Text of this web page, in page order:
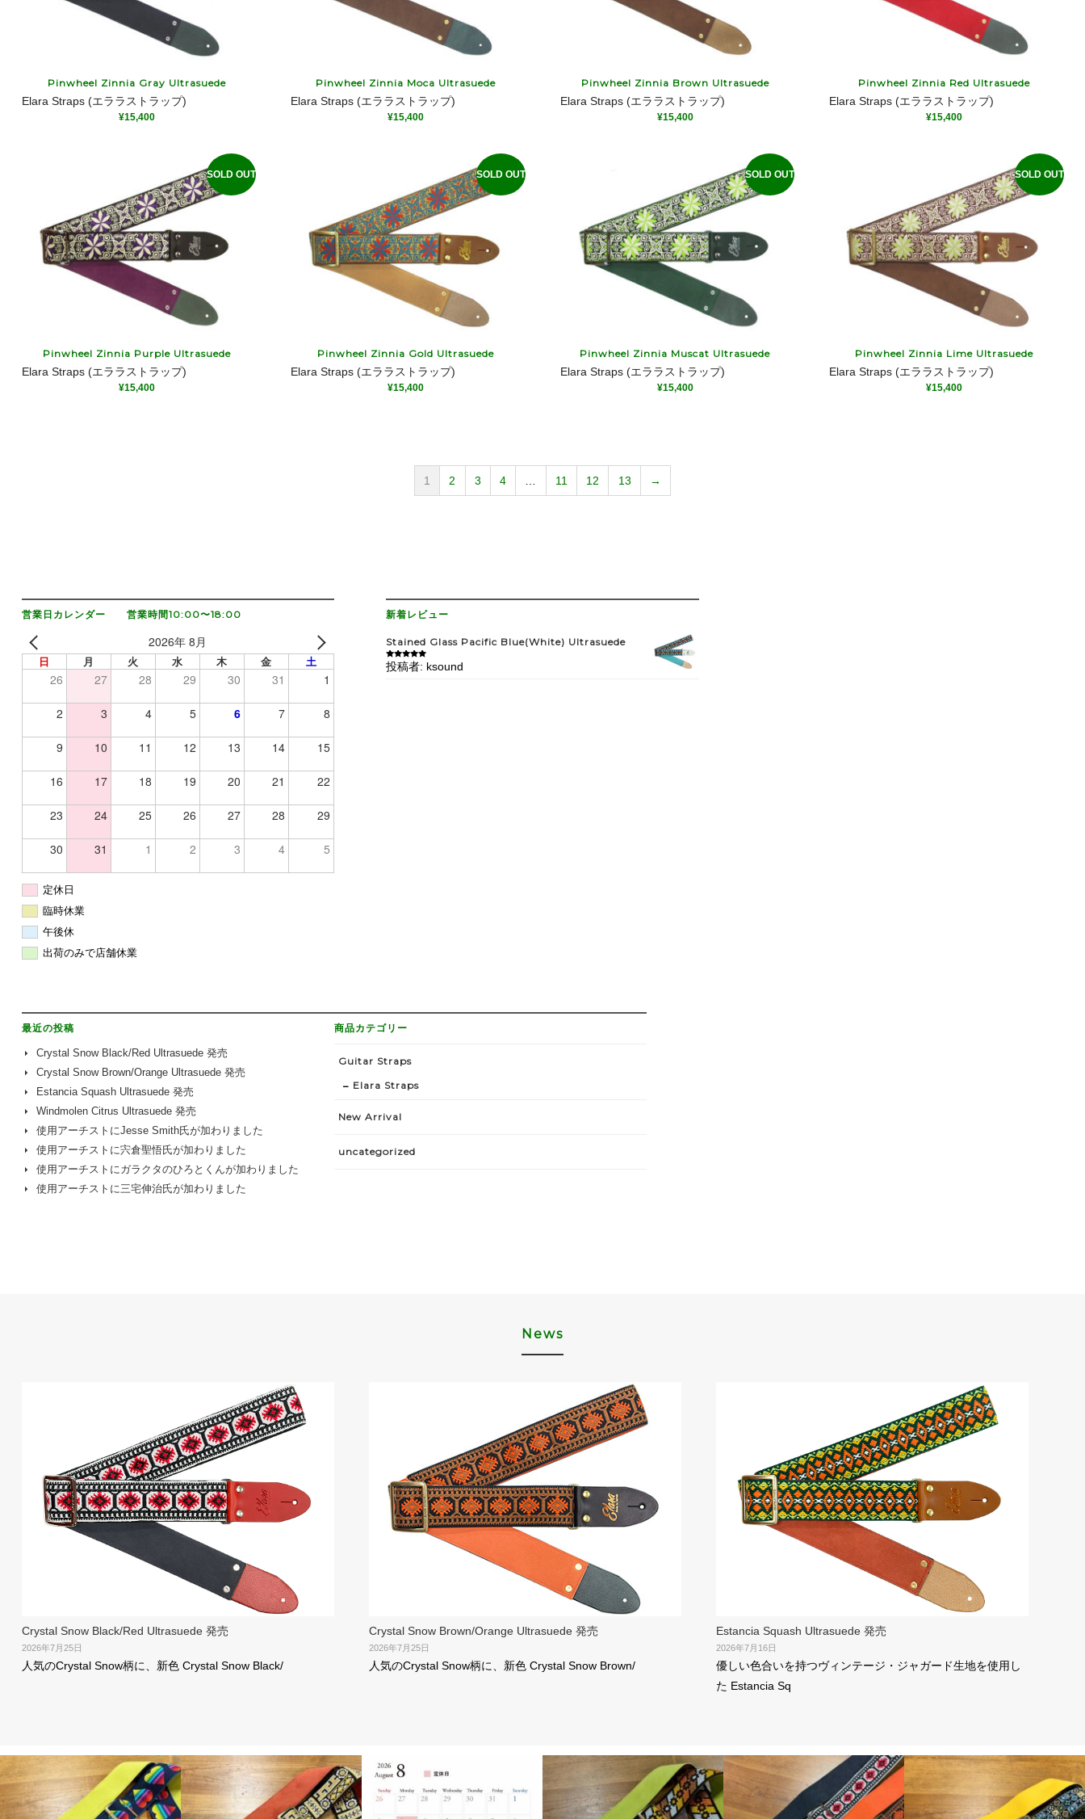
Pinwheel Zinnia Gray Ultrasuede
Elara Straps (エララストラップ)
¥15,400
Pinwheel Zinnia Moca Ultrasuede
Elara Straps (エララストラップ)
¥15,400
Pinwheel Zinnia Brown Ultrasuede
Elara Straps (エララストラップ)
¥15,400
Pinwheel Zinnia Red Ultrasuede
Elara Straps (エララストラップ)
¥15,400
Pinwheel Zinnia Purple Ultrasuede
SOLD OUT
Elara Straps (エララストラップ)
¥15,400
Pinwheel Zinnia Gold Ultrasuede
SOLD OUT
Elara Straps (エララストラップ)
¥15,400
Pinwheel Zinnia Muscat Ultrasuede
SOLD OUT
Elara Straps (エララストラップ)
¥15,400
Pinwheel Zinnia Lime Ultrasuede
SOLD OUT
Elara Straps (エララストラップ)
¥15,400
1 2 3 4 11 12 13 →
営業日カレンダー 営業時間10:00〜18:00
2026年 8月
日 月 火 水 木 金 土
26 27 28 29 30 31 1
2 3 4 5 6 7 8
9 10 11 12 13 14 15
16 17 18 19 20 21 22
23 24 25 26 27 28 29
30 31 1 2 3 4 5
定休日
臨時休業
午後休
出荷のみで店舗休業
新着レビュー
Stained Glass Pacific Blue(White) Ultrasuede
5段階中5の
評価
投稿者: ksound
最近の投稿
Crystal Snow Black/Red Ultrasuede 発売
Crystal Snow Brown/Orange Ultrasuede 発売
Estancia Squash Ultrasuede 発売
Windmolen Citrus Ultrasuede 発売
使用アーチストにJesse Smith氏が加わりました
使用アーチストに宍倉聖悟氏が加わりました
使用アーチストにガラクタのひろとくんが加わりました
使用アーチストに三宅伸治氏が加わりました
商品カテゴリー
Guitar Straps
Elara Straps
New Arrival
uncategorized
News
Crystal Snow Black/Red Ultrasuede 発売
2026年7月25日
人気のCrystal Snow柄に、新色 Crystal Snow Black/
Crystal Snow Brown/Orange Ultrasuede 発売
2026年7月25日
人気のCrystal Snow柄に、新色 Crystal Snow Brown/
Estancia Squash Ultrasuede 発売
2026年7月16日
優しい色合いを持つヴィンテージ・ジャガード生地を使用し
た Estancia Sq